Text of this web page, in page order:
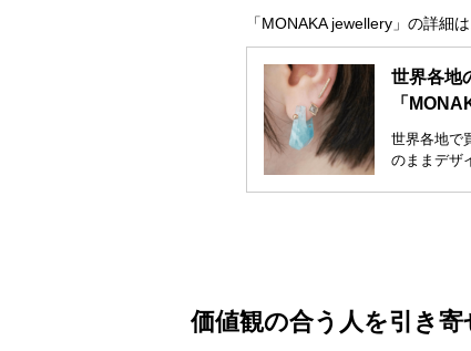
「MONAKA jewellery」の詳細
世界各地
「
世界各地で
のままデザ
価値観の合う人を引き